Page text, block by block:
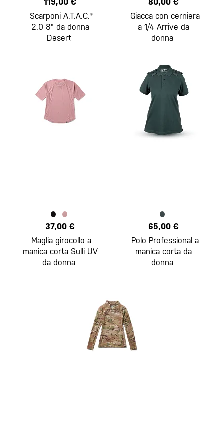
119,00 €
Scarponi A.T.A.C.®
2.0 8" da donna
Desert
80,00 €
Giacca con cerniera
a 1/4 Arrive da
donna
37,00 €
Maglia girocollo a
manica corta Sulli UV
da donna
65,00 €
Polo Professional a
manica corta da
donna